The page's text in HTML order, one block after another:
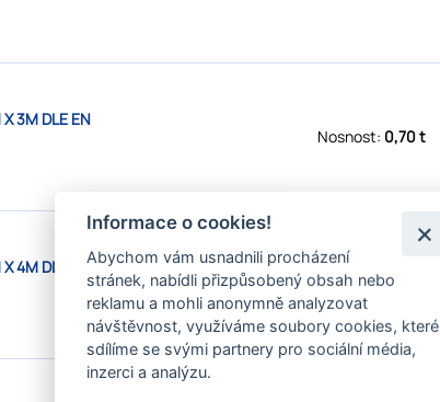
3M DLE EN
Nosnost: 0,70 t
4M DLE EN
Nosnost:0,70 t
Informace o cookies!
Abychom vám usnadnili procházení
stránek, nabídli přizpůsobený obsah nebo
reklamu a mohli anonymně analyzovat
návštěvnost, využíváme soubory cookies, které
sdílíme se svými partnery pro sociální média,
inzerci a analýzu.